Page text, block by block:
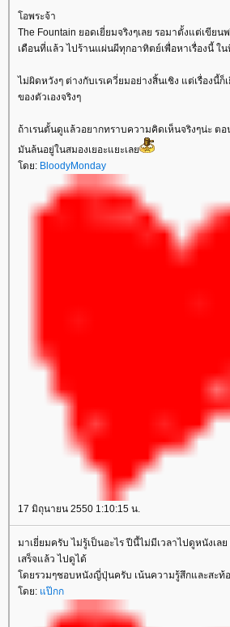
อพระจ้า
The Fountain ยอดเยี่ยมจริงๆเลย รอมาตั้งแต่เขียน
เดือนที่แล้ว ไปร้านแผ่นผีทุกอาทิตย์เพื่อหาเรื่องนี้ ใ
ไม่ผิดหวังๆ ต่างกับเรเควี่ยมอย่างสิ้นเชิง แต่เรื่องนี้
ของตัวเองจริงๆ
ถ้าเรนตั้นดูแล้วอยากทราบความคิดเห็นจริงๆน่ะ ต
มันล้นอยู่ในสมองเยอะแยะเล
ดย: BloodyMonday
17 มิถุนายน 2550 1:10:15 น.
มาเยี่ยมครับ ไม่รู้เป็นอะไร ปีนี้ไม่มีเวลาไปดูหนังเล
เสร็จแล้ว ไปดูได้
ดยรวมๆชอบหนังญี่ปุ่นครับ เน้นความรู้สึกและสะท้
ดย: ป๊กก